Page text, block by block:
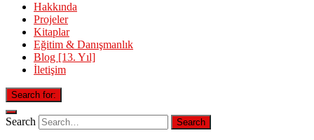
Hakkında
Projeler
Kitaplar
Eğitim & Danışmanlık
Blog [13. Yıl]
İletişim
Search for:
Search